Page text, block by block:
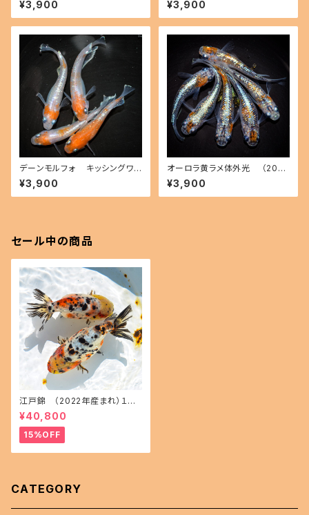
ahoff D-0630-51108-a
¥3,900
721-51382-a
¥3,900
デーンモルフォ キッシングワイ
ドフィン（2026年産まれ） オス2
メス2(現物出品) ikahoff B-0
714-51291-a
¥3,900
オーロラ黄ラメ体外光 （2026
年産まれ） オス2 メス4(現物出
品) ikahoff C-0804-51547-
a
¥3,900
セール中の商品
江戸錦 （2022年産まれ）１５
㎝前後 オス1 メス1(現物出品) i
kahoff AA-1114-32457-a
¥40,800
15%OFF
CATEGORY